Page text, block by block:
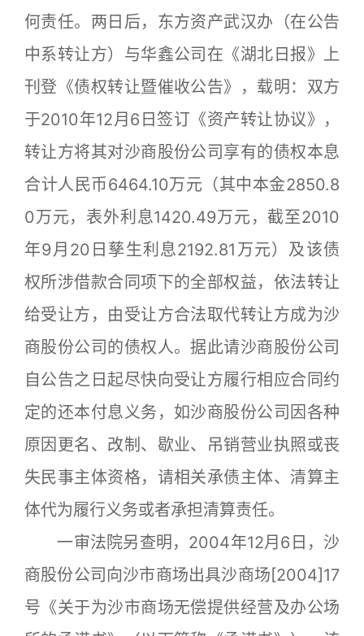
何责任。两日后，东方资产武汉办（在公告
中系转让方）与华鑫公司在《湖北日报》上
刊登《债权转让暨催收公告》，载明：双方
于2010年12月6日签订《资产转让协议》，
转让方将其对沙商股份公司享有的债权本息
合计人民币6464.10万元（其中本金2850.8
0万元，表外利息1420.49万元，截至2010
年9月20日孳生利息2192.81万元）及该债
权所涉借款合同项下的全部权益，依法转让
给受让方，由受让方合法取代转让方成为沙
商股份公司的债权人。据此请沙商股份公司
自公告之日起尽快向受让方履行相应合同约
定的还本付息义务，如沙商股份公司因各种
原因更名、改制、歇业、吊销营业执照或丧
失民事主体资格，请相关承债主体、清算主
体代为履行义务或者承担清算责任。
一审法院另查明，2004年12月6日，沙
商股份公司向沙市商场出具沙商场[2004]17
号《关于为沙市商场无偿提供经营及办公场